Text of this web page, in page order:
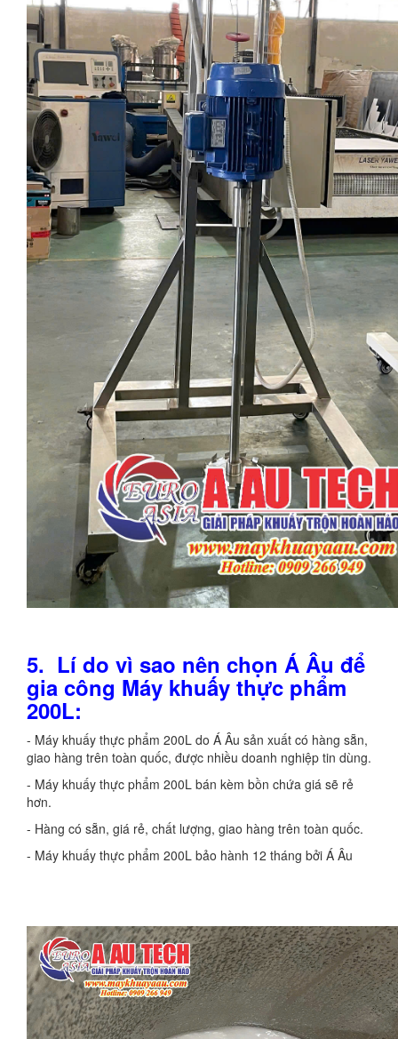
5. Lí do vì sao nên chọn Á Âu để
gia công Máy khuấy thực phẩm
200L:
- Máy khuấy thực phẩm 200L do Á Âu sản xuất có hàng sẵn,
giao hàng trên toàn quốc, được nhiều doanh nghiệp tin dùng.
- Máy khuấy thực phẩm 200L bán kèm bồn chứa giá sẽ rẻ
hơn.
- Hàng có sẵn, giá rẻ, chất lượng, giao hàng trên toàn quốc.
- Máy khuấy thực phẩm 200L bảo hành 12 tháng bởi Á Âu